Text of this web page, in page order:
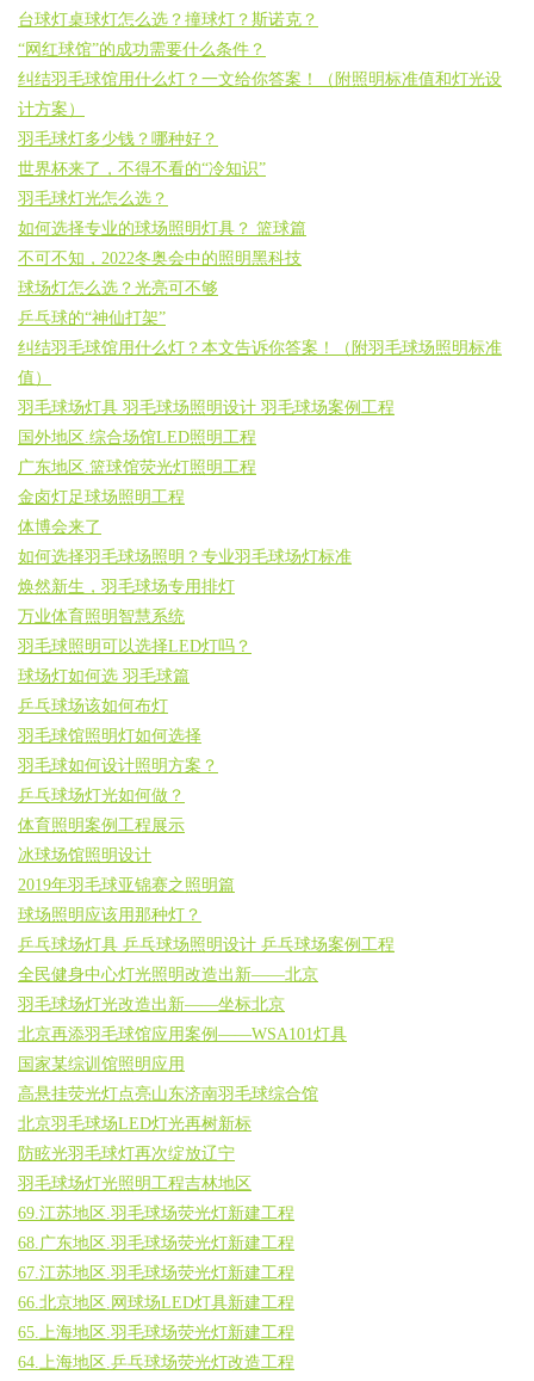
台球灯桌球灯怎么选？撞球灯？斯诺克？
“网红球馆”的成功需要什么条件？
纠结羽毛球馆用什么灯？一文给你答案！（附照明标准值和灯光设
计方案）
羽毛球灯多少钱？哪种好？
世界杯来了，不得不看的“冷知识”
羽毛球灯光怎么选？
如何选择专业的球场照明灯具？ 篮球篇
不可不知，2022冬奥会中的照明黑科技
球场灯怎么选？光亮可不够
乒乓球的“神仙打架”
纠结羽毛球馆用什么灯？本文告诉你答案！（附羽毛球场照明标准
值）
羽毛球场灯具 羽毛球场照明设计 羽毛球场案例工程
国外地区.综合场馆LED照明工程
广东地区.篮球馆荧光灯照明工程
金卤灯足球场照明工程
体博会来了
如何选择羽毛球场照明？专业羽毛球场灯标准
焕然新生，羽毛球场专用排灯
万业体育照明智慧系统
羽毛球照明可以选择LED灯吗？
球场灯如何选 羽毛球篇
乒乓球场该如何布灯
羽毛球馆照明灯如何选择
羽毛球如何设计照明方案？
乒乓球场灯光如何做？
体育照明案例工程展示
冰球场馆照明设计
2019年羽毛球亚锦赛之照明篇
球场照明应该用那种灯？
乒乓球场灯具 乒乓球场照明设计 乒乓球场案例工程
全民健身中心灯光照明改造出新——北京
羽毛球场灯光改造出新——坐标北京
北京再添羽毛球馆应用案例——WSA101灯具
国家某综训馆照明应用
高悬挂荧光灯点亮山东济南羽毛球综合馆
北京羽毛球场LED灯光再树新标
防眩光羽毛球灯再次绽放辽宁
羽毛球场灯光照明工程吉林地区
69.江苏地区.羽毛球场荧光灯新建工程
68.广东地区.羽毛球场荧光灯新建工程
67.江苏地区.羽毛球场荧光灯新建工程
66.北京地区.网球场LED灯具新建工程
65.上海地区.羽毛球场荧光灯新建工程
64.上海地区.乒乓球场荧光灯改造工程